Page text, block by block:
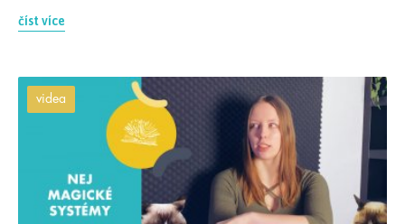
číst více
videa